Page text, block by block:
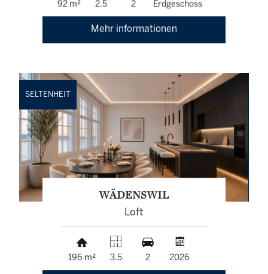
92 m² 2.5 2 Erdgeschoss
Mehr informationen
SELTENHEIT
WÄDENSWIL
Loft
196 m² 3.5 2 2026